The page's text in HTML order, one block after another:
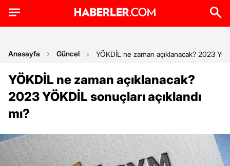
Anasayfa Güncel YÖKDİL ne zaman açıklanacak? 2023
YÖKDİL ne zaman açıklanacak?
2023 YÖKDİL sonuçları açıklandı
mı?